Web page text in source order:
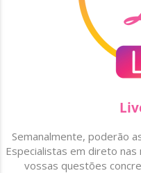
Semanalmente, poderão
Especialistas em direto nas
vossas questões